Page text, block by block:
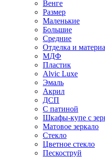
Венге
Размер
Маленькие
Большие
Средние
Отделка и
МДФ
Пластик
Alvic Luxe
Эмаль
Акрил
ДСП
С патиной
Шкафы-купе с
Матовое зеркало
Стекло
Цветное стекло
Пескоструй